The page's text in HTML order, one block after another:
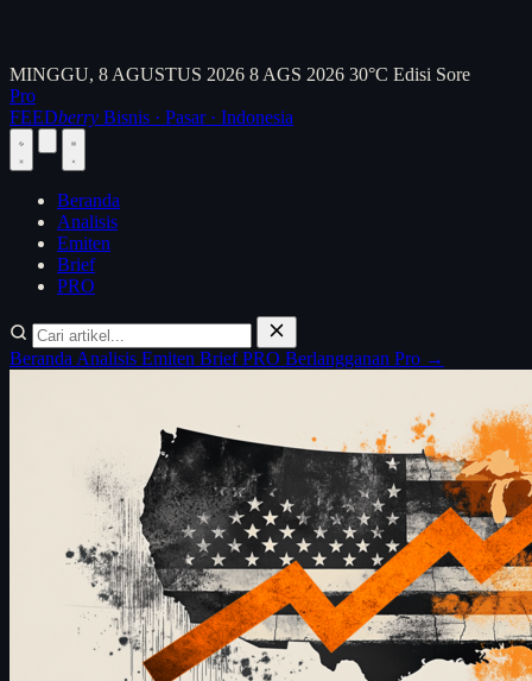
MINGGU, 8 AGUSTUS 2026 8 AGS 2026 30°C Edisi Sore
Pro
FEEDberry Bisnis · Pasar · Indonesia
Beranda
Analisis
Emiten
Brief
PRO
Beranda Analisis Emiten BriefPRO Berlangganan Pro →